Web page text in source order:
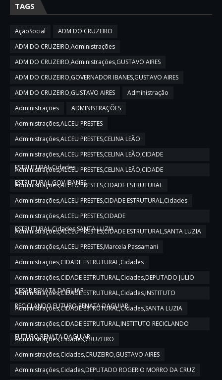
TAGS
AçãoSocial
ADM DO CRUZEIRO
ADM DO CRUZEIRO,Administrações
ADM DO CRUZEIRO,Administrações,GUSTAVO AIRES
ADM DO CRUZEIRO,GOVERNADOR IBANES,GUSTAVO AIRES
ADM DO CRUZEIRO,GUSTAVO AIRES
Administração
Administrações
ADMINISTRAÇÕES
Administrações,ALCEU PRESTES
Administrações,ALCEU PRESTES,CELINA LEÃO
Administrações,ALCEU PRESTES,CELINA LEÃO,CIDADE
ESTRUTURAL,Cidades
Administrações,ALCEU PRESTES,CELINA LEÃO,CIDADE
ESTRUTURAL,GOV IBANES
Administrações,ALCEU PRESTES,CIDADE ESTRUTURAL
Administrações,ALCEU PRESTES,CIDADE ESTRUTURAL,Cidades
Administrações,ALCEU PRESTES,CIDADE
ESTRUTURAL,Cidades,SANTA LUZIA
Administrações,ALCEU PRESTES,CIDADE ESTRUTURAL,SANTA LUZIA
Administrações,ALCEU PRESTES,Marcela Passamani
Administrações,CIDADE ESTRUTURAL,Cidades
Administrações,CIDADE ESTRUTURAL,Cidades,DEPUTADO JULIO
CESAR,RENATA DAGUIAR
Administrações,CIDADE ESTRUTURAL,Cidades,INSTITUTO
RECICLANDO FUTURO,RENATA DAGUIAR
Administrações,CIDADE ESTRUTURAL,Cidades,SANTA LUZIA
Administrações,CIDADE ESTRUTURAL,INSTITUTO RECICLANDO
FUTURO,RENATA DAGUIAR
Administrações,Cidades,CRUZEIRO
Administrações,Cidades,CRUZEIRO,GUSTAVO AIRES
Administrações,Cidades,DEPUTADO ROGERIO MORRO DA CRUZ